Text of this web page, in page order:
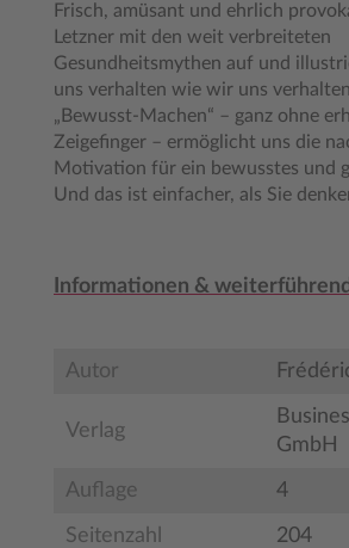
Frisch, amüsant und ehrlich
Letzner mit den weit verbreiteten
Gesundheitsmythen auf und
uns verhalten wie wir uns
„Bewusst-Machen“ – ganz ohne
Zeigefinger – ermöglicht uns die
Motivation für ein bewusstes und
Und das ist einfacher, als Sie
Informationen &
Autor
Verlag
GmbH
Auflage 4
Seitenzahl 204